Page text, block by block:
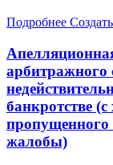
Подробнее
арбитражного
банкротстве
пропущенного
жалобы)